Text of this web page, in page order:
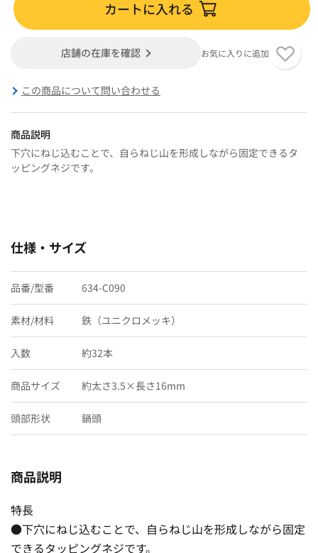
カートに入れる
店舗の在庫を確認 お気に入りに追加
この商品について問い合わせる
商品説明
下穴にねじ込むことで、自らねじ山を形成しながら固定できるタ
ッピングネジです。
仕様・サイズ
品番/型番 634-C090
素材/材料 鉄（ユニクロメッキ）
入数 約32本
商品サイズ 約太さ3.5×長さ16mm
頭部形状 鍋頭
商品説明
特長
●下穴にねじ込むことで、自らねじ山を形成しながら固定
できるタッピングネジです。